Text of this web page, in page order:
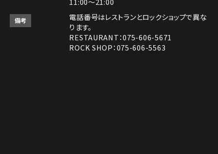
備考
電話番号はレストランとロックショップで異な
ります。
RESTAURANT：075-606-5671
ROCK SHOP：075-606-5563